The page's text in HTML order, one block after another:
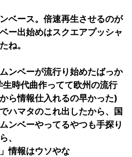
ベース。倍速再生させるのが
ー出始めはスクエアプッシャ
ね。
ンベーが流行り始めたばっか
生時代曲作ってて欧州の流行
ら情報仕入れるの早かった)
ハマタのこれ出したから、国
ンベーやってるやつも手探り
、
情報はウソやな